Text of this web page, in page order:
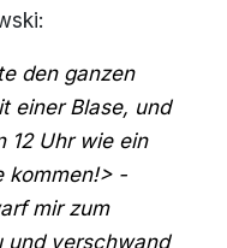
den ganzen
einer Blase, und
12 Uhr wie ein
kommen!> -
mir zum
und verschwand